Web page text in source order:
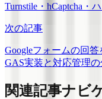
Turnstile・hCaptcha・
次の記事
Googleフォームの回答
GAS実装と対応管理
関連記事ナビ